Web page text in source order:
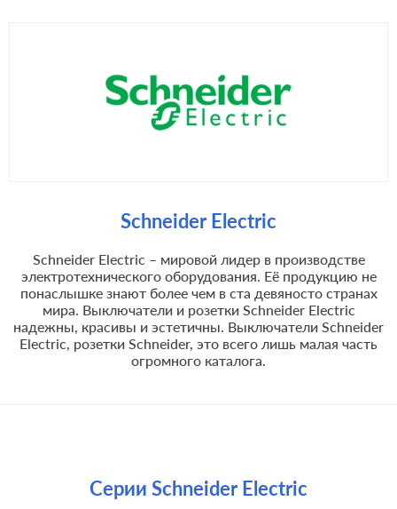
Schneider Electric
Schneider Electric – мировой лидер в производстве
электротехнического оборудования. Её продукцию не
понаслышке знают более чем в ста девяносто странах
мира. Выключатели и розетки Schneider Electric
надежны, красивы и эстетичны. Выключатели Schneider
Electric, розетки Schneider, это всего лишь малая часть
огромного каталога.
Серии Schneider Electric